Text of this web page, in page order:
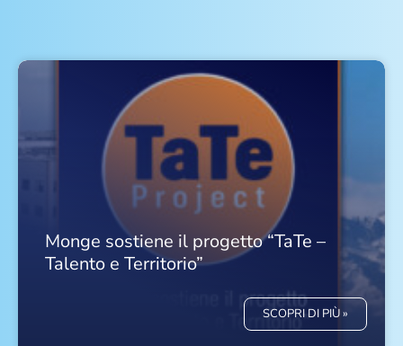
Monge sostiene il progetto “TaTe –
Talento e Territorio”
SCOPRI DI PIÙ »